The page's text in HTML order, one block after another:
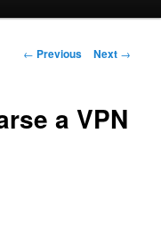
Post
← Previous Next →
a VPN